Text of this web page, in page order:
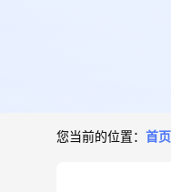
您当前的位置： 首页